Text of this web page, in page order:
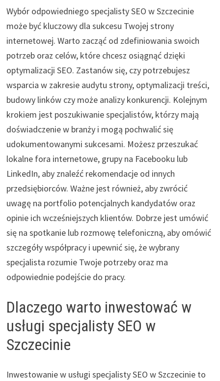
Wybór odpowiedniego specjalisty SEO w Szczecinie
może być kluczowy dla sukcesu Twojej strony
internetowej. Warto zacząć od zdefiniowania swoich
potrzeb oraz celów, które chcesz osiągnąć dzięki
optymalizacji SEO. Zastanów się, czy potrzebujesz
wsparcia w zakresie audytu strony, optymalizacji treści,
budowy linków czy może analizy konkurencji. Kolejnym
krokiem jest poszukiwanie specjalistów, którzy mają
doświadczenie w branży i mogą pochwalić się
udokumentowanymi sukcesami. Możesz przeszukać
lokalne fora internetowe, grupy na Facebooku lub
LinkedIn, aby znaleźć rekomendacje od innych
przedsiębiorców. Ważne jest również, aby zwrócić
uwagę na portfolio potencjalnych kandydatów oraz
opinie ich wcześniejszych klientów. Dobrze jest umówić
się na spotkanie lub rozmowę telefoniczną, aby omówić
szczegóły współpracy i upewnić się, że wybrany
specjalista rozumie Twoje potrzeby oraz ma
odpowiednie podejście do pracy.
Dlaczego warto inwestować w
usługi specjalisty SEO w
Szczecinie
Inwestowanie w usługi specjalisty SEO w Szczecinie to